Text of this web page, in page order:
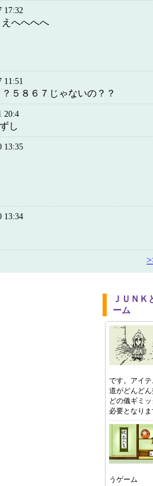
17:32
へへへへ
11:51
５８６７じゃないの？？
20:4
し
13:35
13:34
ＪＵＮＫ
ーム
です。アイ
道がどんど
どの儀ギミ
必要となり
うゲーム